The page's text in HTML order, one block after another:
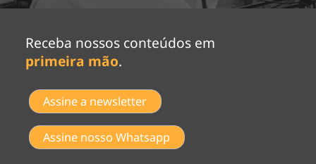
Receba nossos conteúdos em
primeira mão.
Assine a newsletter
Assine nosso Whatsapp